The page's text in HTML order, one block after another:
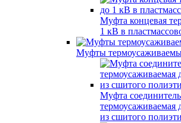
Муфта концевая
1 кВ в
Муфты
Муфта
термоусаживаемая
из сшитого